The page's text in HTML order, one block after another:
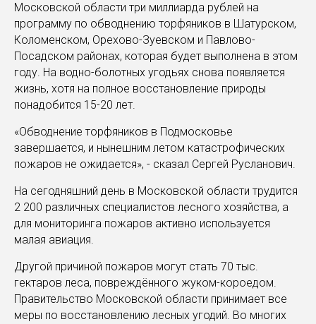
Московской области три миллиарда рублей на
программу по обводнению торфяников в Шатурском,
Коломенском, Орехово-Зуевском и Павлово-
Посадском районах, которая будет выполнена в этом
году. На водно-болотных угодьях снова появляется
жизнь, хотя на полное восстановление природы
понадобится 15-20 лет.
«Обводнение торфяников в Подмосковье
завершается, и нынешним летом катастрофических
пожаров не ожидается», - сказал Сергей Русланович.
На сегодняшний день в Московской области трудится
2 200 различных специалистов лесного хозяйства, а
для мониторинга пожаров активно используется
малая авиация.
Другой причиной пожаров могут стать 70 тыс.
гектаров леса, повреждённого жуком-короедом.
Правительство Московской области принимает все
меры по восстановлению лесных угодий. Во многих